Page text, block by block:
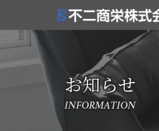
お知らせ
INFORMATION